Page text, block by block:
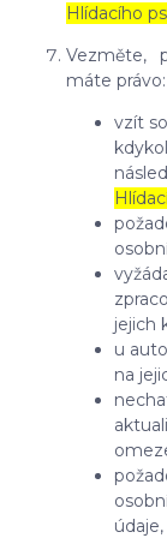
Hlídacího
Vezměte,
máte právo:
vzít
jejich
u
na